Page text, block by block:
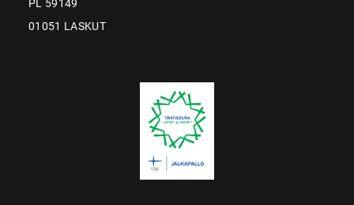
PL 59149
01051 LASKUT